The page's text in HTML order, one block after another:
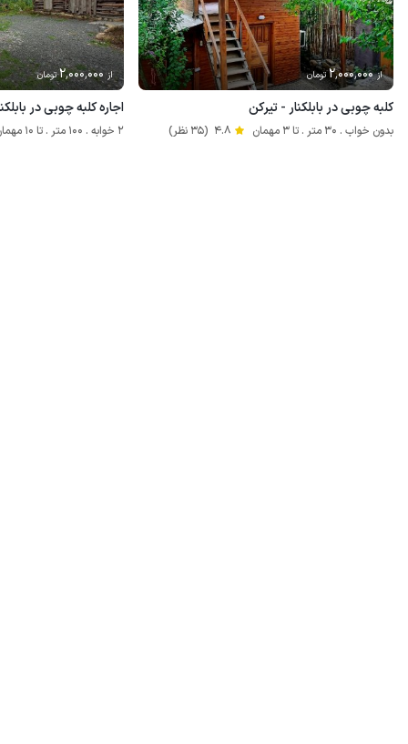
از 2٬000٬000تومان
کلبه چوبی در بابلکنار - تیرکن
بدون خواب . 30 متر . تا 3 مهمان 4.8 (35 نظر)
از 2٬000٬000تومان
اجاره کلبه چوبی در
2 خوابه . 100 متر . تا 10 مهمان